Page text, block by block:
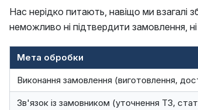
Нас нерідко питають, навіщо ми
неможливо ні підтвердити замовлення,
Мета обробки
Виконання замовлення (виготовлення,
Зв'язок із замовником (уточнення ТЗ,